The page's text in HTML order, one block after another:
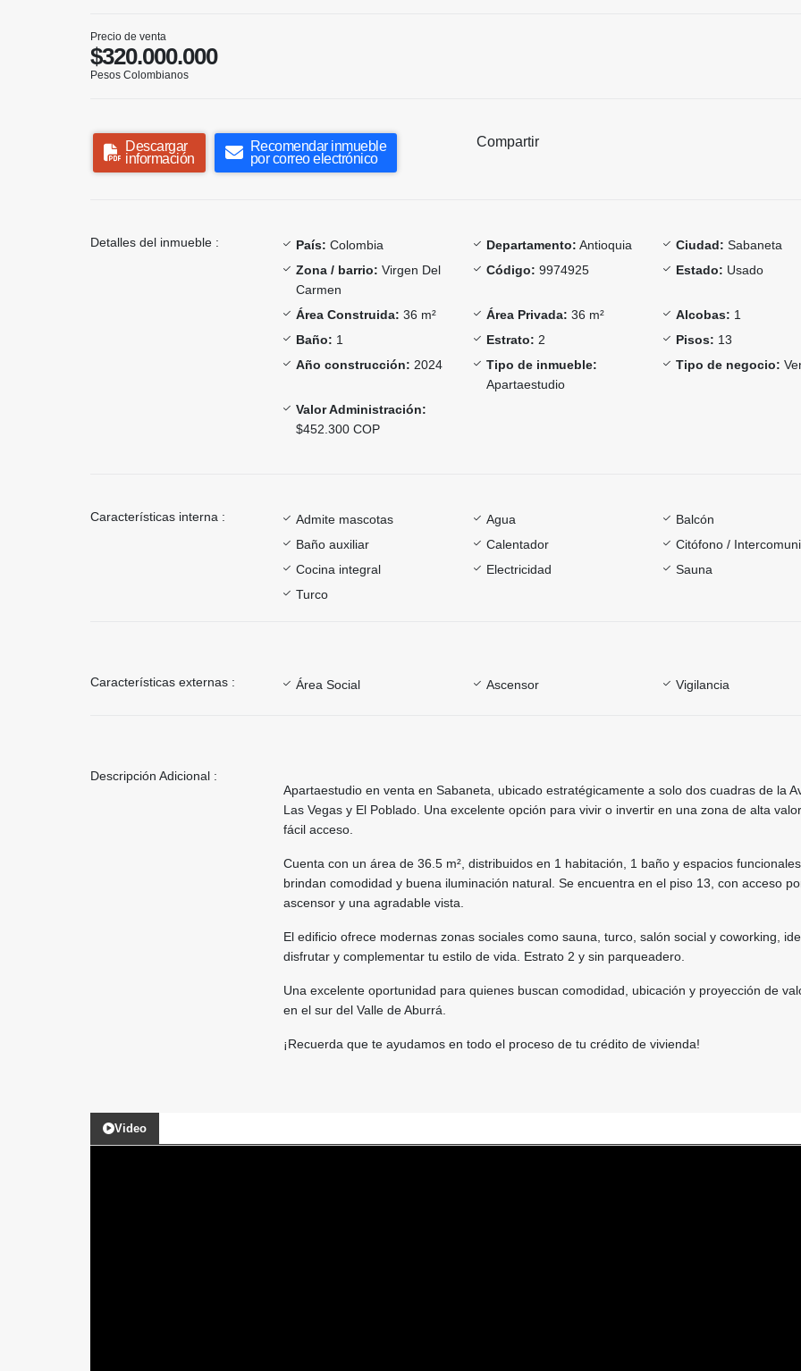
Precio de venta
$320.000.000
Pesos Colombianos
Descargar
información
Recomendar inmueble
por correo electrónico
Compartir
Detalles del inmueble : País: Colombia Departamento: Antioquia Ciudad: Sabaneta
Zona / barrio: Virgen Del
Carmen
Código: 9974925 Estado: Usado
Área Construida: 36 m² Área Privada: 36 m² Alcobas: 1
Baño: 1 Estrato: 2 Pisos: 13
Año construcción: 2024
Tipo de inmueble:
Apartaestudio
Tipo de negocio:
Valor Administración:
$452.300 COP
Características interna : Admite mascotas Agua
Balcón
Baño auxiliar
Calentador
Citófono /
Cocina integral
Electricidad
Sauna
Turco
Características externas : Área Social Ascensor Vigilancia
Descripción Adicional :
Apartaestudio en venta en Sabaneta, ubicado estratégicamente a solo dos cuadras de la
Las Vegas y El Poblado. Una excelente opción para vivir o invertir en una zona de alta
fácil acceso.
Cuenta con un área de 36.5 m², distribuidos en 1 habitación, 1 baño y espacios
brindan comodidad y buena iluminación natural. Se encuentra en el piso 13, con acceso
ascensor y una agradable vista.
El edificio ofrece modernas zonas sociales como sauna, turco, salón social y coworking,
disfrutar y complementar tu estilo de vida. Estrato 2 y sin parqueadero.
Una excelente oportunidad para quienes buscan comodidad, ubicación y proyección de
en el sur del Valle de Aburrá.
¡Recuerda que te ayudamos en todo el proceso de tu crédito de vivienda!
Video